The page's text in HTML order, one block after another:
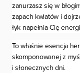
zanurzasz się w
zapach kwiatów i
łyk napełnia Cię
To właśnie esencja
skomponowanej z
i słonecznych dni.